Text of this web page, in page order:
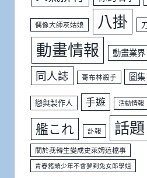
偶像大師灰姑娘 八掛
動畫情報 動畫業界
同人誌 哥布林殺手 圖集
戀與製作人 手遊 活動情報
艦これ 訃報 話題
關於我轉生變成史萊姆這檔事
青春豬頭少年不會夢到兔女郎學姐